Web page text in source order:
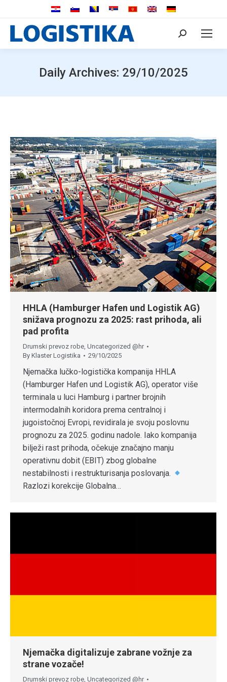
Search:
Daily Archives: 29/10/2025
HHLA (Hamburger Hafen und Logistik AG)
snižava prognozu za 2025: rast prihoda, ali
pad profita
Drumski prevoz robe, Uncategorized @hr
By Klaster Logistika 29/10/2025
Njemačka lučko-logistička kompanija HHLA
(Hamburger Hafen und Logistik AG), operator više
terminala u luci Hamburg i partner brojnih
intermodalnih koridora prema centralnoj i
jugoistočnoj Evropi, revidirala je svoju poslovnu
prognozu za 2025. godinu nadole. Iako kompanija
bilježi rast prihoda, očekuje značajno manju
operativnu dobit (EBIT) zbog globalne
nestabilnosti i restrukturisanja poslovanja.
Razlozi korekcije Globalna…
Njemačka digitalizuje zabrane vožnje za
strane vozače!
Drumski prevoz robe, Uncategorized @hr